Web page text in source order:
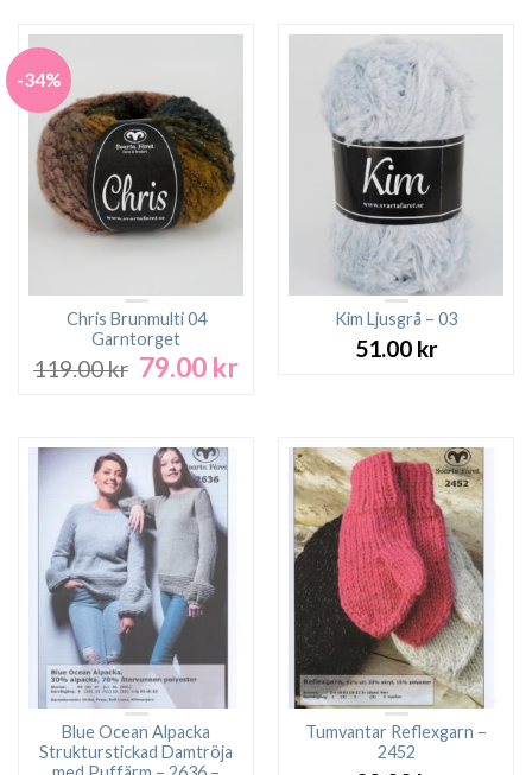
-34%
Chris Brunmulti 04
Garntorget
119.00kr Det
119.00 kr.
79.00 krDet
79.00 kr.
Kim Ljusgrå – 03
51.00 kr
Blue Ocean Alpacka
Strukturstickad Damtröja
Tumvantar Reflexgarn –
2452